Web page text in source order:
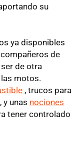
su
ya disponibles
de
de otra
motos.
, trucos para
, y unas nociones
tener controlado